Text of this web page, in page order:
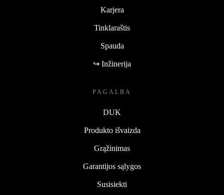
Karjera
Tinklaraštis
Spauda
↪ Inžinerija
PAGALBA
DUK
Produkto išvaizda
Grąžinimas
Garantijos sąlygos
Susisiekti